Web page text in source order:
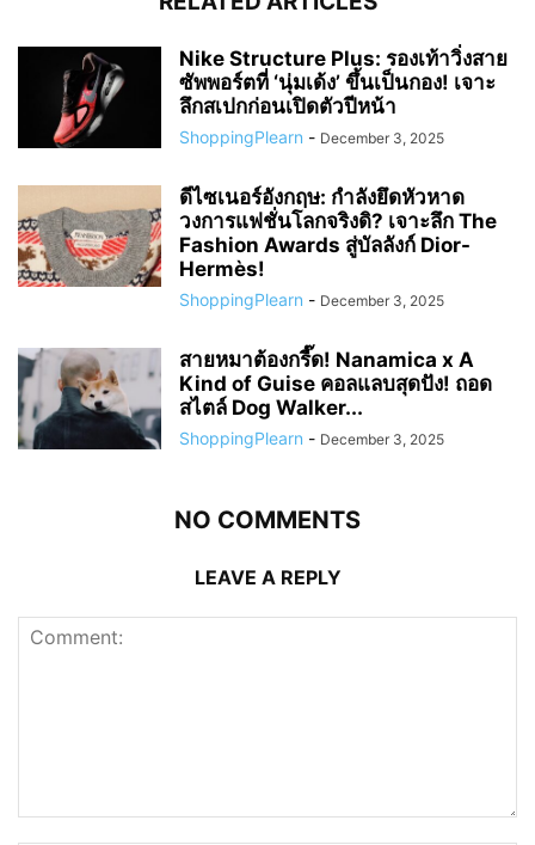
Nike Structure Plus: รองเท้าวิ่งสาย
ซัพพอร์ตที่ ‘นุ่มเด้ง’ ขึ้นเป็นกอง! เจาะ
ลึกสเปกก่อนเปิดตัวปีหน้า
ShoppingPlearn - December 3, 2025
ดีไซเนอร์อังกฤษ: กำลังยึดหัวหาด
วงการแฟชั่นโลกจริงดิ? เจาะลึก The
Fashion Awards สู่บัลลังก์ Dior-
Hermès!
ShoppingPlearn - December 3, 2025
สายหมาต้องกรี๊ด! Nanamica x A
Kind of Guise คอลแลบสุดปัง! ถอด
สไตล์ Dog Walker...
ShoppingPlearn - December 3, 2025
NO COMMENTS
LEAVE A REPLY